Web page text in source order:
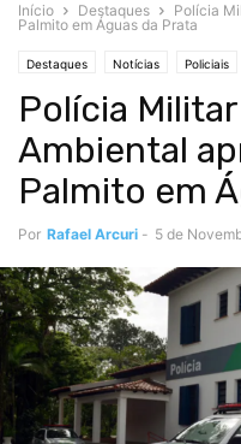
Início Destaques
Polícia
Palmito em Águas da Prata
Destaques Notícias Policiais
Polícia
Ambiental
Palmito em
Por Rafael Arcuri - 5 de